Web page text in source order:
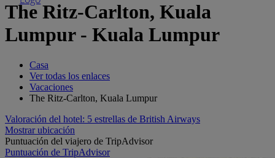
The Ritz-Carlton, Kuala
Lumpur - Kuala Lumpur
Casa
Ver todas los enlaces
Vacaciones
The Ritz-Carlton, Kuala Lumpur
Valoración del hotel: 5 estrellas de British Airways
Mostrar ubicación
Puntuación del viajero de TripAdvisor
Puntuación de TripAdvisor